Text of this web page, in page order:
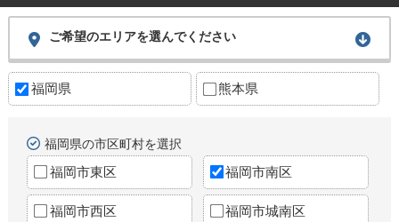
ご希望のエリアを選んでください
福岡県 熊本県
福岡県の市区町村を選択
福岡市東区 福岡市南区
福岡市西区 福岡市城南区